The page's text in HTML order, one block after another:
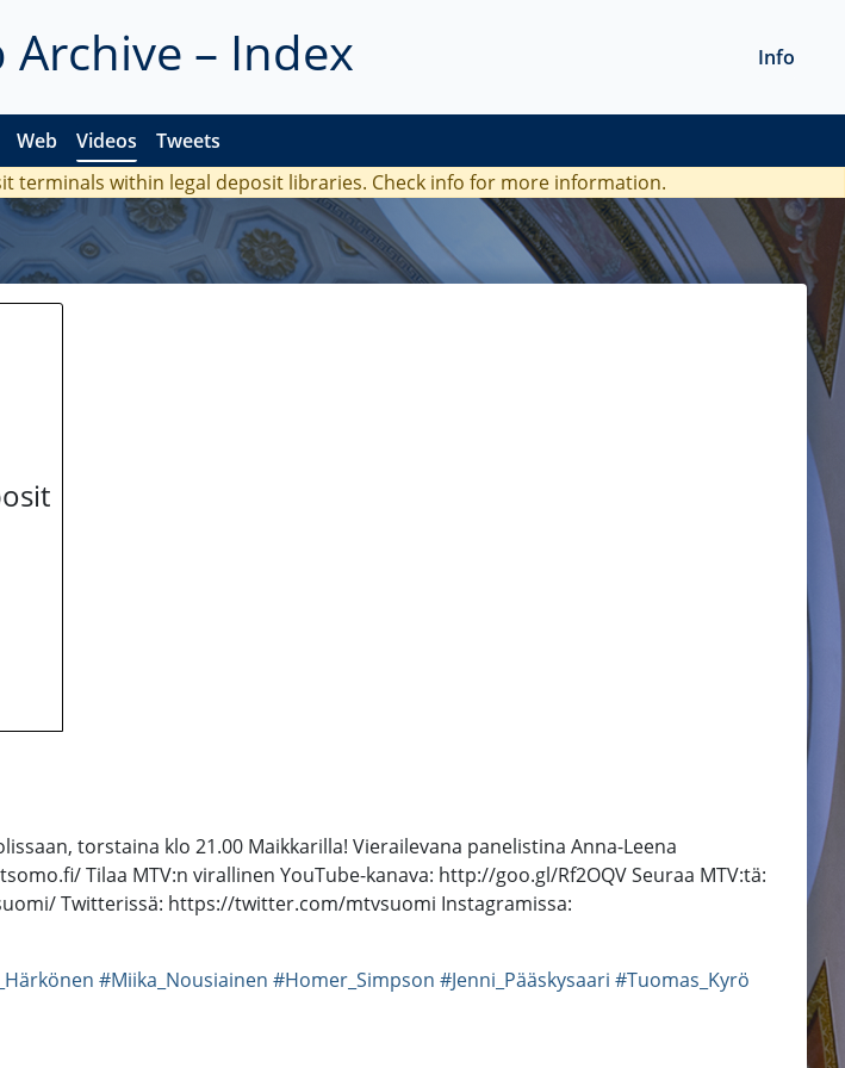
Archive – Index
Web Videos Tweets
Info
terminals within legal deposit libraries. Check info for more information.
torstaina klo 21.00 Maikkarilla! Vierailevana panelistina Anna-Leena
Tilaa MTV:n virallinen YouTube-kanava: http://goo.gl/Rf2OQV Seuraa MTV:tä:
Twitterissä: https://twitter.com/mtvsuomi Instagramissa:
#Miika_Nousiainen #Homer_Simpson #Jenni_Pääskysaari #Tuomas_Kyrö